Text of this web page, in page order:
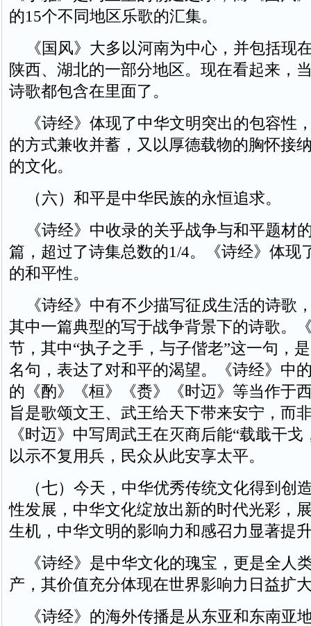
的15个不同地区乐歌的汇集。
《国风》大多以河南为中心，并包括现
陕西、湖北的一部分地区。现在看起来，
诗歌都包含在里面了。
《诗经》体现了中华文明突出的包容性
的方式兼收并蓄，又以厚德载物的胸怀接
的文化。
（六）和平是中华民族的永恒追求。
《诗经》中收录的关乎战争与和平题材
篇，超过了诗集总数的1/4。《诗经》体现
的和平性。
《诗经》中有不少描写征戍生活的诗歌
其中一篇典型的写于战争背景下的诗歌。
节，其中“执子之手，与子偕老”这一句，
名句，表达了对和平的渴望。《诗经》中
的《酌》《桓》《赉》《时迈》等当作于
旨是歌颂文王、武王给天下带来安宁，而
《时迈》中写周武王在灭商后能“载戢干戈
以示不复用兵，民众从此安享太平。
（七）今天，中华优秀传统文化得到创
性发展，中华文化绽放出新的时代光彩，
生机，中华文明的影响力和感召力显著提
《诗经》是中华文化的瑰宝，更是全人
产，其价值充分体现在世界影响力日益扩
《诗经》的海外传播是从东亚和东南亚